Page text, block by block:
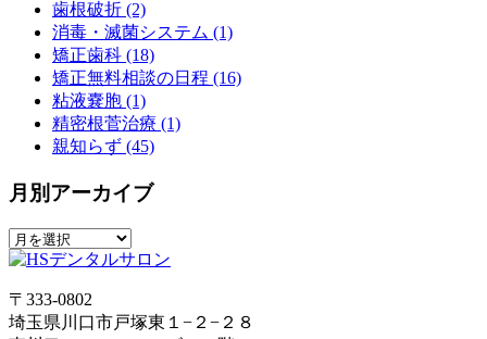
歯根破折 (2)
消毒・滅菌システム (1)
矯正歯科 (18)
矯正無料相談の日程 (16)
粘液嚢胞 (1)
精密根菅治療 (1)
親知らず (45)
月別アーカイブ
〒333-0802
埼玉県川口市戸塚東１−２−２８